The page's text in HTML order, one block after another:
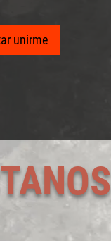
unirme